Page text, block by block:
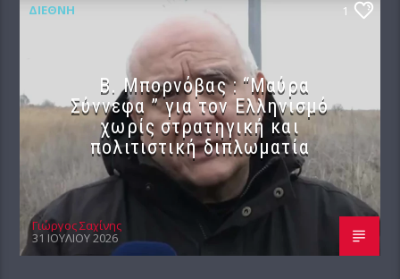
ΔΙΕΘΝΉ 1
B. Μπορνόβας : “Μαύρα
Σύννεφα ” για τον Ελληνισμό
χωρίς στρατηγική και
πολιτιστική διπλωματία
Γιώργος Σαχίνης
31 ΙΟΥΛΊΟΥ 2026